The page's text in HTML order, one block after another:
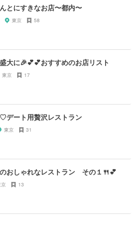
とにすきなお店〜都内〜
東京 58
大に🎉💕💕おすすめのお店リスト
東京 17
デート用贅沢レストラン
東京 31
おしゃれなレストラン その１🍴💕
13